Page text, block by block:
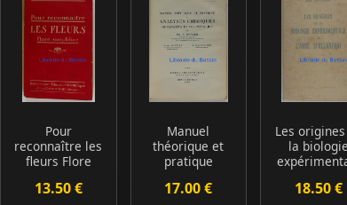
Pour
reconnaître les
fleurs Flore
13.50 €
Manuel
théorique et
pratique
Chimiques
17.00 €
Les
la biologie
18.50 €